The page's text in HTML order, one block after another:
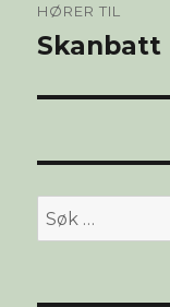
HØRER TIL
Søk
etter: